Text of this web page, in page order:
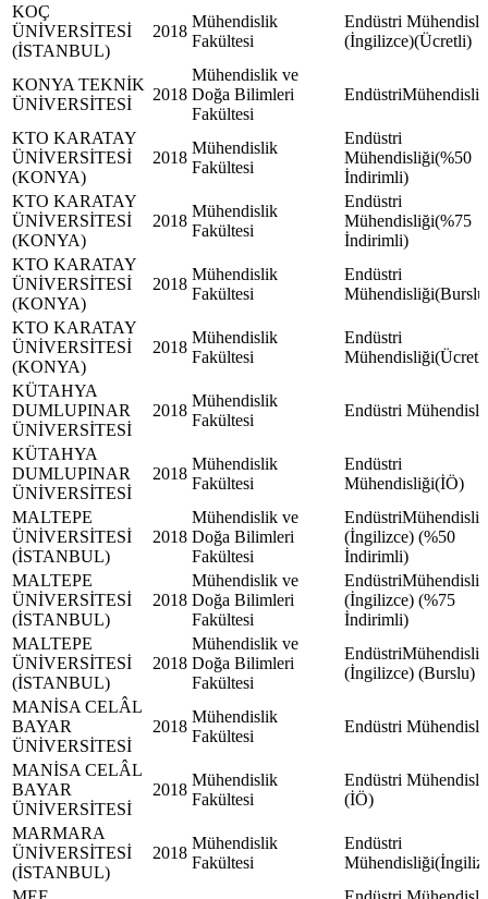
KOÇ
ÜNİVERSİTESİ
(İSTANBUL)
2018
Mühendislik
Fakültesi
Endüstri
(İngilizce)(Ücretli)
KONYA TEKNİK
ÜNİVERSİTESİ
2018
Mühendislik ve
Doğa Bilimleri
Fakültesi
KTO KARATAY
ÜNİVERSİTESİ
(KONYA)
2018
Mühendislik
Fakültesi
Endüstri
Mühendisliği(%50
İndirimli)
KTO KARATAY
ÜNİVERSİTESİ
(KONYA)
2018
Mühendislik
Fakültesi
Endüstri
Mühendisliği(%75
İndirimli)
KTO KARATAY
ÜNİVERSİTESİ
(KONYA)
2018
Mühendislik
Fakültesi
Endüstri
KTO KARATAY
ÜNİVERSİTESİ
(KONYA)
2018
Mühendislik
Fakültesi
Endüstri
KÜTAHYA
DUMLUPINAR
ÜNİVERSİTESİ
2018
Mühendislik
Fakültesi
Endüstri
KÜTAHYA
DUMLUPINAR
ÜNİVERSİTESİ
2018
Mühendislik
Fakültesi
Endüstri
Mühendisliği(İÖ)
MALTEPE
ÜNİVERSİTESİ
(İSTANBUL)
2018
Mühendislik ve
Doğa Bilimleri
Fakültesi
(İngilizce) (%50
İndirimli)
MALTEPE
ÜNİVERSİTESİ
(İSTANBUL)
2018
Mühendislik ve
Doğa Bilimleri
Fakültesi
(İngilizce) (%75
İndirimli)
MALTEPE
ÜNİVERSİTESİ
(İSTANBUL)
2018
Mühendislik ve
Doğa Bilimleri
Fakültesi
(İngilizce) (Burslu)
MANİSA CELÂL
BAYAR
ÜNİVERSİTESİ
2018
Mühendislik
Fakültesi
Endüstri
MANİSA CELÂL
BAYAR
ÜNİVERSİTESİ
2018
Mühendislik
Fakültesi
Endüstri
(İÖ)
MARMARA
ÜNİVERSİTESİ
(İSTANBUL)
2018
Mühendislik
Fakültesi
Endüstri